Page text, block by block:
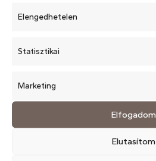
Elengedhetelen
Statisztikai
Marketing
Elfogadom
Elutasítom
Téli bőrápolás
Arckezelések
Arckezelések
Lézeres fényterápia